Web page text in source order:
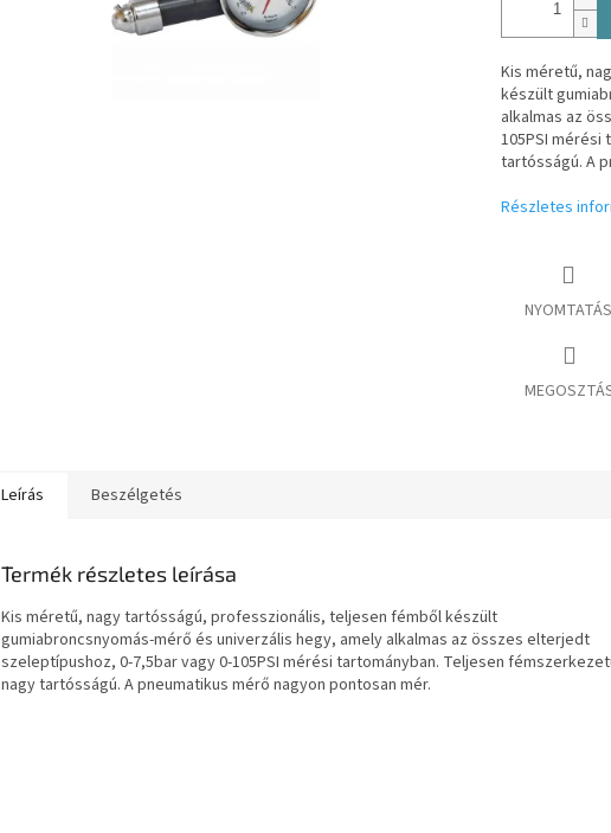
Kis méretű,
készült
alkalmas az
105PSI
tartósságú. A
Részletes
NYOMTATÁS
Leírás Beszélgetés
Termék részletes leírása
Kis méretű, nagy tartósságú, professzionális, teljesen fémből készült
gumiabroncsnyomás-mérő és univerzális hegy, amely alkalmas az összes elterjedt
szeleptípushoz, 0-7,5bar vagy 0-105PSI mérési tartományban. Teljesen
nagy tartósságú. A pneumatikus mérő nagyon pontosan mér.